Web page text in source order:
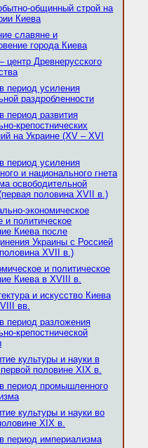
общинный строй на
Киева
славяне и
города Киева
центр Древнерусского
период усиления
раздробленности
период развития
крепостнических
на Украине (XV – XVI
период усиления
и национального гнета
освободительной
половина XVII в.)
экономическое
и политическое
Киева после
Украины с Россией
XVII в.)
и политическое
Киева в XVIII в.
и искусство Киева
вв.
период разложения
крепостнической
культуры и науки в
половине XIX в.
период промышленного
культуры и науки во
XIX в.
период империализма